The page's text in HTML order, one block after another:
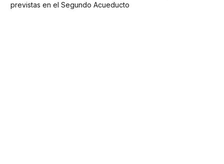
previstas en el Segundo Acueducto